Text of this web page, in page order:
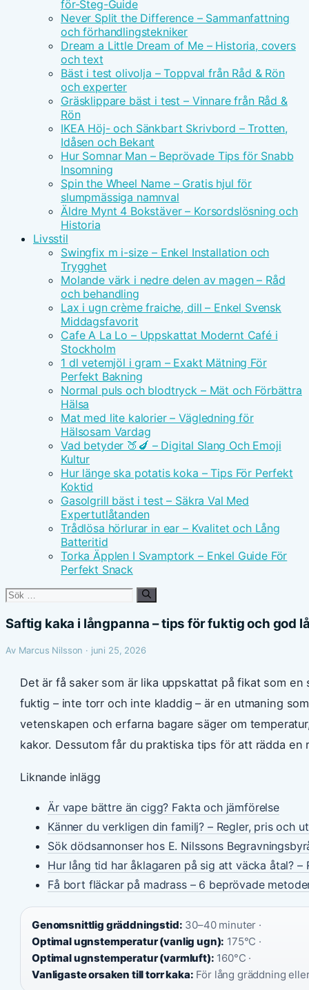
för-Steg-Guide
Never Split the Difference – Sammanfattning
och förhandlingstekniker
Dream a Little Dream of Me – Historia, covers
och text
Bäst i test olivolja – Toppval från Råd & Rön
och experter
Gräsklippare bäst i test – Vinnare från Råd &
Rön
IKEA Höj- och Sänkbart Skrivbord – Trotten,
Idåsen och Bekant
Hur Somnar Man – Beprövade Tips för Snabb
Insomning
Spin the Wheel Name – Gratis hjul för
slumpmässiga namnval
Äldre Mynt 4 Bokstäver – Korsordslösning och
Historia
Livsstil
Swingfix m i-size – Enkel Installation och
Trygghet
Molande värk i nedre delen av magen – Råd
och behandling
Lax i ugn crème fraiche, dill – Enkel Svensk
Middagsfavorit
Cafe A La Lo – Uppskattat Modernt Café i
Stockholm
1 dl vetemjöl i gram – Exakt Mätning För
Perfekt Bakning
Normal puls och blodtryck – Mät och Förbättra
Hälsa
Mat med lite kalorier – Vägledning för
Hälsosam Vardag
Vad betyder 🍑🍆 – Digital Slang Och Emoji
Kultur
Hur länge ska potatis koka – Tips För Perfekt
Koktid
Gasolgrill bäst i test – Säkra Val Med
Expertutlåtanden
Trådlösa hörlurar in ear – Kvalitet och Lång
Batteritid
Torka Äpplen I Svamptork – Enkel Guide För
Perfekt Snack
Sök
Saftig kaka i långpanna – tips för fuktig och god
Av Marcus Nilsson · juni 25, 2026
Det är få saker som är lika uppskattat på fikat som
fuktig – inte torr och inte kladdig – är en utmaning
vetenskapen och erfarna bagare säger om
kakor. Dessutom får du praktiska tips för att rädda
Liknande inlägg
Är vape bättre än cigg? Fakta och jämförelse
Känner du verkligen din familj? – Regler, pris och
Sök dödsannonser hos E. Nilssons
Hur lång tid har åklagaren på sig att väcka åtal? –
Få bort fläckar på madrass – 6 beprövade
Genomsnittlig gräddningstid: 30–40 minuter ·
Optimal ugnstemperatur (vanlig ugn): 175°C ·
Optimal ugnstemperatur (varmluft): 160°C ·
Vanligaste orsaken till torr kaka: För lång gräddning